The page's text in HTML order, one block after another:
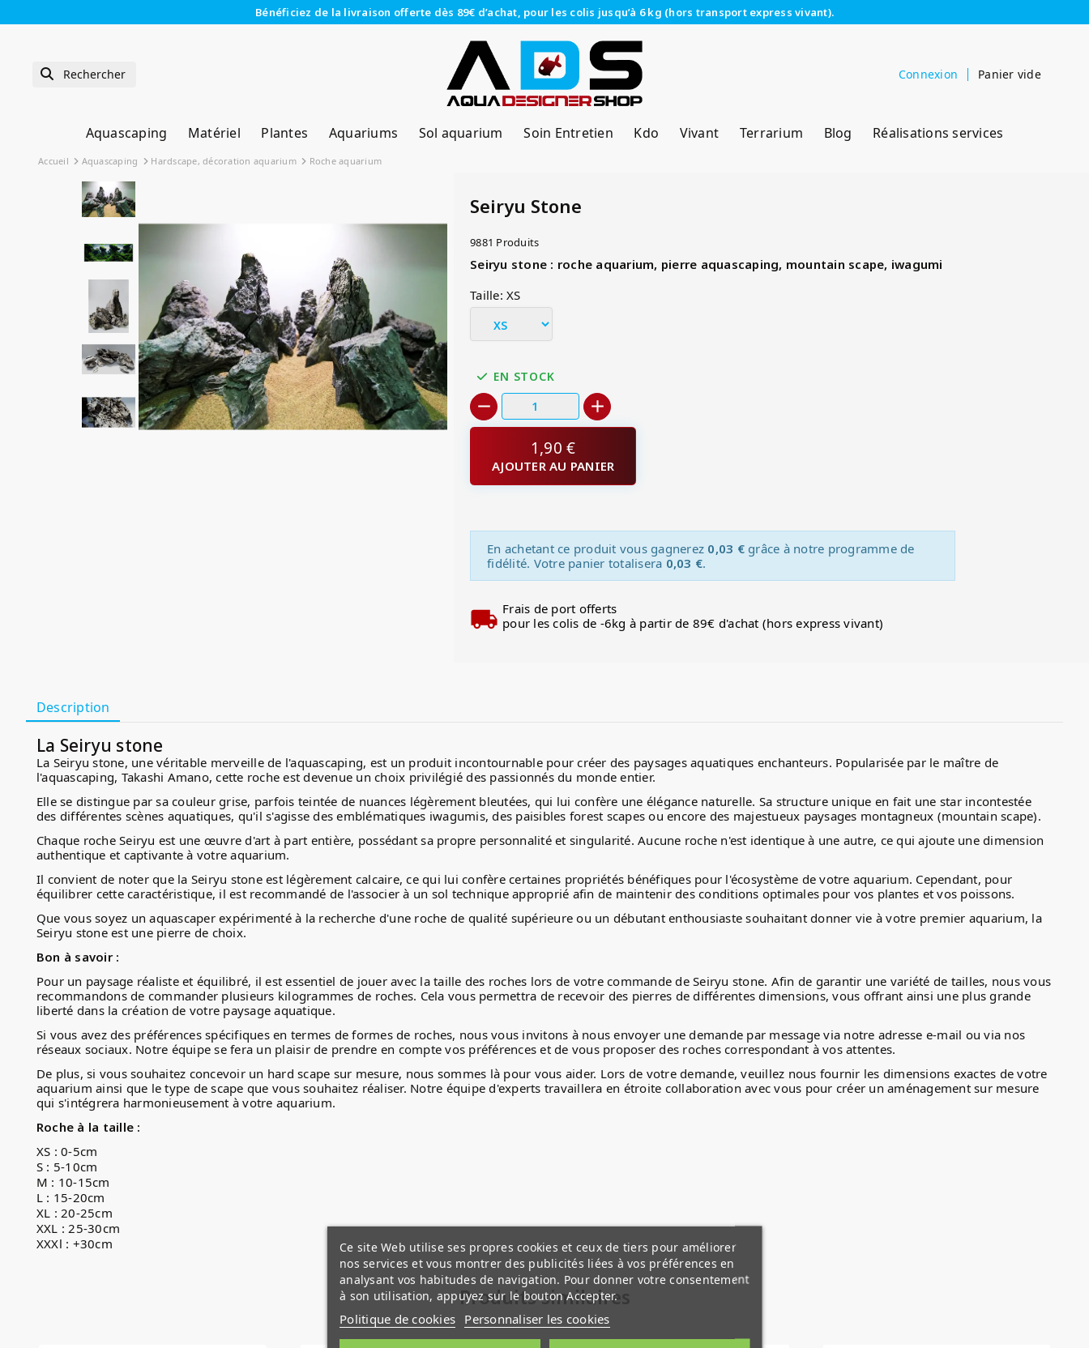
Bénéficiez de la livraison offerte dès 89€ d’achat, pour les colis jusqu’à 6 kg (hors transport express vivant).
Connexion Panier vide
Aquascaping Matériel Plantes Aquariums Sol aquarium Soin Entretien Kdo Vivant Terrarium Blog Réalisations services
Accueil Aquascaping Hardscape, décoration aquarium Roche aquarium
Seiryu Stone
9881 Produits
Seiryu stone : roche aquarium, pierre aquascaping, mountain scape, iwagumi
Taille: XS
EN STOCK
1,90 €
AJOUTER AU PANIER
En achetant ce produit vous gagnerez 0,03 €grâce à notre programme de
fidélité. Votre panier totalisera 0,03 €.
Frais de port offerts
pour les colis de -6kg à partir de 89€ d'achat (hors express vivant)
Description
La Seiryu stone
La Seiryu stone, une véritable merveille de l'aquascaping, est un produit incontournable pour créer des paysages aquatiques enchanteurs. Popularisée par le maître de
l'aquascaping, Takashi Amano, cette roche est devenue un choix privilégié des passionnés du monde entier.
Elle se distingue par sa couleur grise, parfois teintée de nuances légèrement bleutées, qui lui confère une élégance naturelle. Sa structure unique en fait une star incontestée
des différentes scènes aquatiques, qu'il s'agisse des emblématiques iwagumis, des paisibles forest scapes ou encore des majestueux paysages montagneux (mountain scape).
Chaque roche Seiryu est une œuvre d'art à part entière, possédant sa propre personnalité et singularité. Aucune roche n'est identique à une autre, ce qui ajoute une dimension
authentique et captivante à votre aquarium.
Il convient de noter que la Seiryu stone est légèrement calcaire, ce qui lui confère certaines propriétés bénéfiques pour l'écosystème de votre aquarium. Cependant, pour
équilibrer cette caractéristique, il est recommandé de l'associer à un sol technique approprié afin de maintenir des conditions optimales pour vos plantes et vos poissons.
Que vous soyez un aquascaper expérimenté à la recherche d'une roche de qualité supérieure ou un débutant enthousiaste souhaitant donner vie à votre premier aquarium, la
Seiryu stone est une pierre de choix.
Bon à savoir :
Pour un paysage réaliste et équilibré, il est essentiel de jouer avec la taille des roches lors de votre commande de Seiryu stone. Afin de garantir une variété de tailles, nous vous
recommandons de commander plusieurs kilogrammes de roches. Cela vous permettra de recevoir des pierres de différentes dimensions, vous offrant ainsi une plus grande
liberté dans la création de votre paysage aquatique.
Si vous avez des préférences spécifiques en termes de formes de roches, nous vous invitons à nous envoyer une demande par message via notre adresse e-mail ou via nos
réseaux sociaux. Notre équipe se fera un plaisir de prendre en compte vos préférences et de vous proposer des roches correspondant à vos attentes.
De plus, si vous souhaitez concevoir un hard scape sur mesure, nous sommes là pour vous aider. Lors de votre demande, veuillez nous fournir les dimensions exactes de votre
aquarium ainsi que le type de scape que vous souhaitez réaliser. Notre équipe d'experts travaillera en étroite collaboration avec vous pour créer un aménagement sur mesure
qui s'intégrera harmonieusement à votre aquarium.
Roche à la taille :
XS : 0-5cm
S : 5-10cm
M : 10-15cm
L : 15-20cm
XL : 20-25cm
XXL : 25-30cm
XXXl : +30cm
Produits similaires
Ce site Web utilise ses propres cookies et ceux de tiers pour améliorer
nos services et vous montrer des publicités liées à vos préférences en
analysant vos habitudes de navigation. Pour donner votre consentement
à son utilisation, appuyez sur le bouton Accepter.
Politique de cookies Personnaliser les cookies